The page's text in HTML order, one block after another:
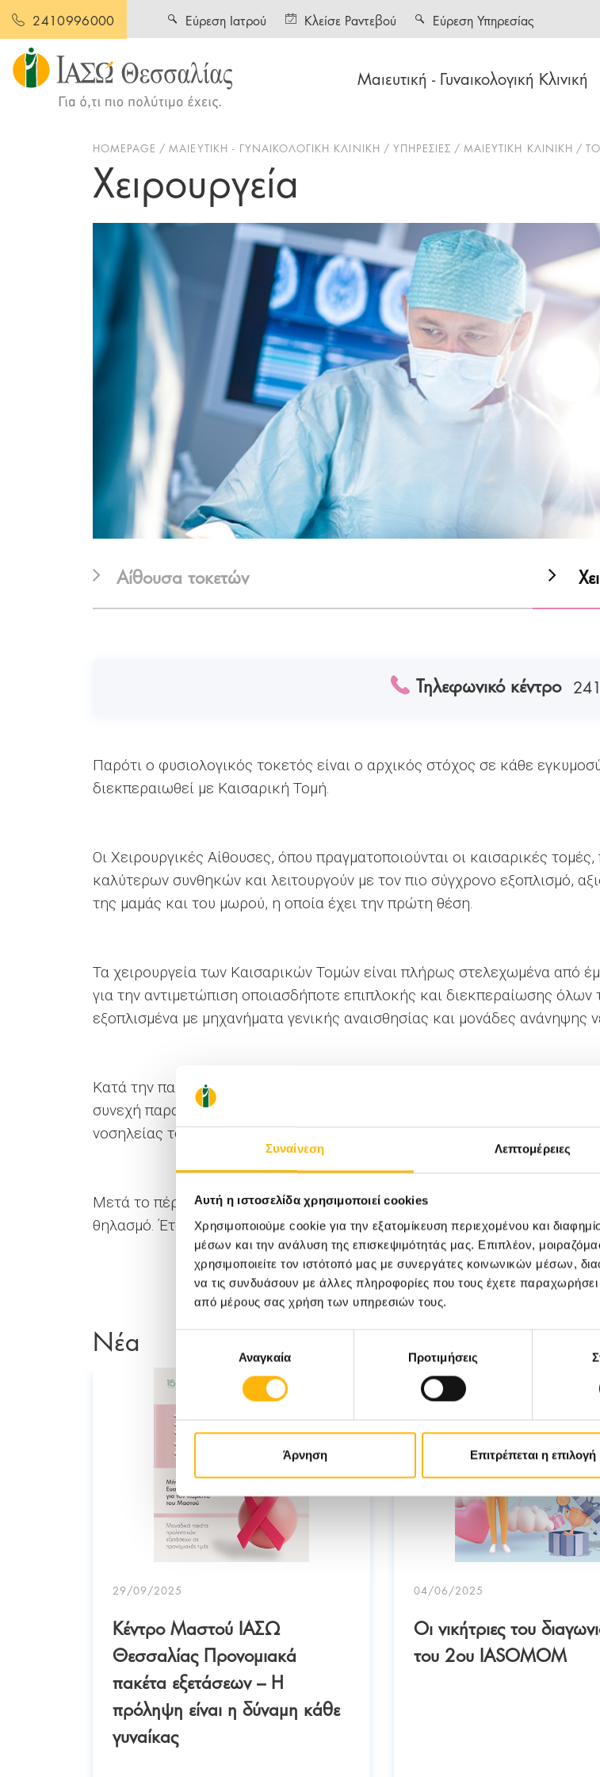
Συναίνεση Λεπτομέρειες
Αυτή η ιστοσελίδα χρησιμοποιεί cookies
Χρησιμοποιούμε cookie για την εξατομίκευση περιεχομένου και
μέσων και την ανάλυση της επισκεψιμότητάς μας. Επιπλέον,
χρησιμοποιείτε τον ιστότοπό μας με συνεργάτες κοινωνικών μέσων,
να τις συνδυάσουν με άλλες πληροφορίες που τους έχετε παραχωρήσει
από μέρους σας χρήση των υπηρεσιών τους.
συγκατάθεσηςΑναγκαία Προτιμήσεις
Άρνηση Επιτρέπεται η επιλογή
2410996000
Μαιευτική - Γυναικολογική Κλινική
Εύρεση Ιατρού Κλείσε Ραντεβού Εύρεση Υπηρεσίας
HOMEPAGE ΜΑΙΕΥΤΙΚΗ - ΓΥΝΑΙΚΟΛΟΓΙΚΗ ΚΛΙΝΙΚΗ ΥΠΗΡΕΣΙΕΣ ΜΑΙΕΥΤΙΚΗ ΚΛΙΝΙΚΗ
Χειρουργεία
Αίθουσα τοκετών
Τηλεφωνικό κέντρο
Παρότι ο φυσιολογικός τοκετός είναι ο αρχικός στόχος σε κάθε
διεκπεραιωθεί με Καισαρική Τομή.
Οι Χειρουργικές Αίθουσες, όπου πραγματοποιούνται οι καισαρικές
καλύτερων συνθηκών και λειτουργούν με τον πιο σύγχρονο εξοπλισμό,
της μαμάς και του μωρού, η οποία έχει την πρώτη θέση.
Τα χειρουργεία των Καισαρικών Τομών είναι πλήρως στελεχωμένα από
για την αντιμετώπιση οποιασδήποτε επιπλοκής και διεκπεραίωσης
εξοπλισμένα με μηχανήματα γενικής αναισθησίας και μονάδες ανάνηψης
Κατά την παραμονή της μητέρας στην ανάνηψη του Χειρουργείου, μετά
συνεχή παρακολούθηση από έμπειρο νοσηλευτικό προσωπικό, μέχρι να
νοσηλείας τους.
Μετά το πέρας της Καισαρικής, είναι εφικτός ο θηλασμός και οι μαίες
θηλασμό. Έτσι, η Καισαρική τομή δεν αποτελεί εμπόδιο στην πρώτη και
Νέα
29/09/2025
Κέντρο Μαστού ΙΑΣΩ
Θεσσαλίας Προνομιακά
πακέτα εξετάσεων – Η
πρόληψη είναι η δύναμη κάθε
γυναίκας
04/06/2025
Οι νικήτριες του
του 2ου IASOMOM